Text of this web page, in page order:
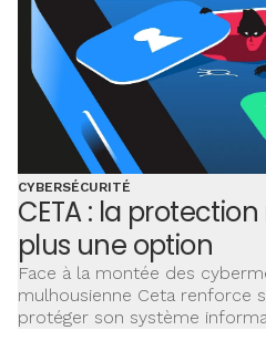
CYBERSÉCURITÉ
CETA : la
plus une option
Face à la montée des
mulhousienne Ceta renforce
protéger son système